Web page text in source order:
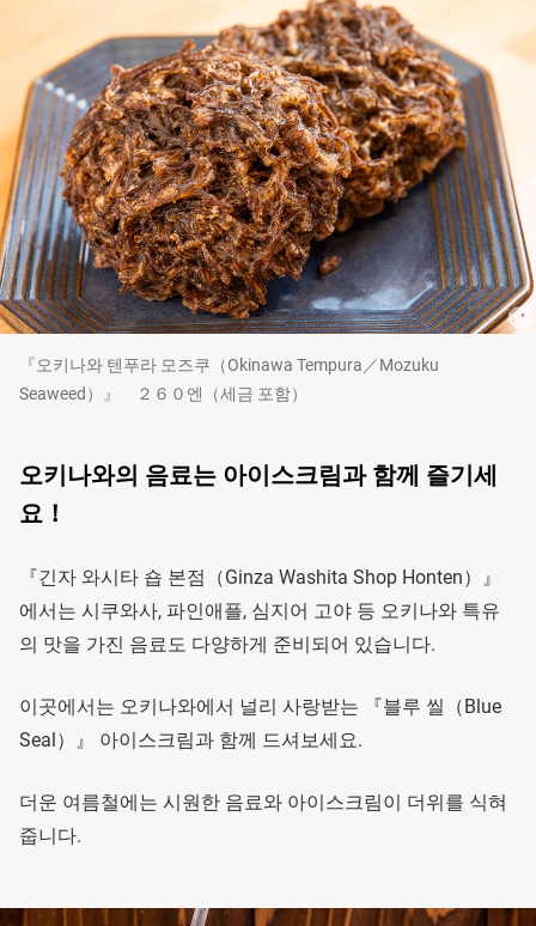
『오키나와 텐푸라 모즈쿠（Okinawa Tempura／Mozuku
Seaweed）』 ２６０엔（세금 포함）
오키나와의 음료는 아이스크림과 함께 즐기세
요！
『긴자 와시타 숍 본점（Ginza Washita Shop Honten）』
에서는 시쿠와사, 파인애플, 심지어 고야 등 오키나와 특유
의 맛을 가진 음료도 다양하게 준비되어 있습니다.
이곳에서는 오키나와에서 널리 사랑받는 『블루 씰（Blue
Seal）』 아이스크림과 함께 드셔보세요.
더운 여름철에는 시원한 음료와 아이스크림이 더위를 식혀
줍니다.